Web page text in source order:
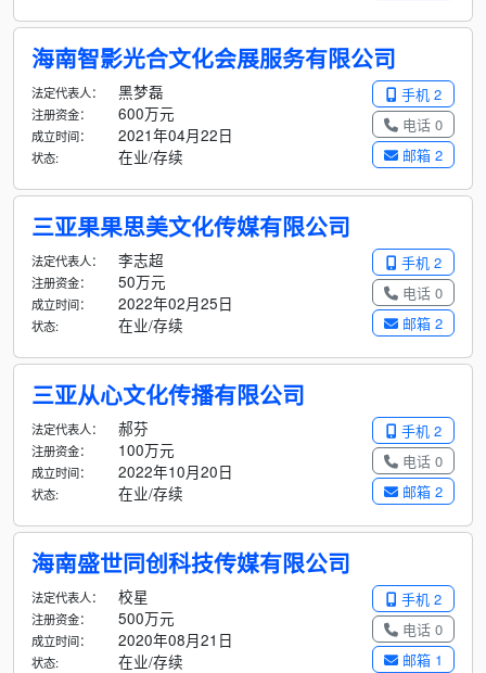
海南智影光合文化会展服务有限公司
手机 2
电话 0
邮箱 2
法定代表人： 黑梦磊
注册资金： 600万元
成立时间： 2021年04月22日
状态: 在业/存续
三亚果果思美文化传媒有限公司
手机 2
电话 0
邮箱 2
法定代表人： 李志超
注册资金： 50万元
成立时间： 2022年02月25日
状态: 在业/存续
三亚从心文化传播有限公司
手机 2
电话 0
邮箱 2
法定代表人： 郝芬
注册资金： 100万元
成立时间： 2022年10月20日
状态: 在业/存续
海南盛世同创科技传媒有限公司
手机 2
电话 0
邮箱 1
法定代表人： 校星
注册资金： 500万元
成立时间： 2020年08月21日
状态: 在业/存续